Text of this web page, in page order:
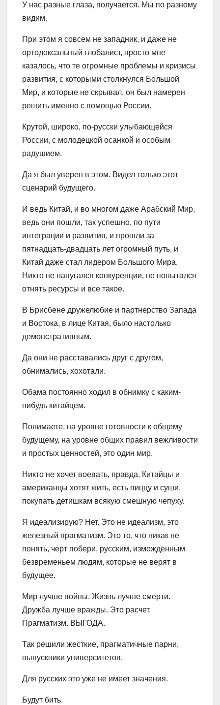
У нас разные глаза, получается. Мы по разному
видим.
При этом я совсем не западник, и даже не
ортодоксальный глобалист, просто мне
казалось, что те огромные проблемы и кризисы
развития, с которыми столкнулся Большой
Мир, и которые не скрывал, он был намерен
решить именно с помощью России.
Крутой, широко, по-русски улыбающейся
России, с молодецкой осанкой и особым
радушием.
Да я был уверен в этом. Видел только этот
сценарий будущего.
И ведь Китай, и во многом даже Арабский Мир,
ведь они пошли, так успешно, по пути
интеграции и развития, и прошли за
пятнадцать-двадцать лет огромный путь, и
Китай даже стал лидером Большого Мира.
Никто не напугался конкуренции, не попытался
отнять ресурсы и все такое.
В Брисбене дружелюбие и партнерство Запада
и Востока, в лице Китая, было настолько
демонстративным.
Да они не расставались друг с другом,
обнимались, хохотали.
Обама постоянно ходил в обнимку с каким-
нибудь китайцем.
Понимаете, на уровне готовности к общему
будущему, на уровне общих правил вежливости
и простых ценностей, это один мир.
Никто не хочет воевать, правда. Китайцы и
американцы хотят жить, есть пиццу и суши,
покупать детишкам всякую смешную чепуху.
Я идеализирую? Нет. Это не идеализм, это
железный прагматизм. Это то, что никак не
понять, черт побери, русским, изможденным
безвременьем людям, которые не верят в
будущее.
Мир лучше войны. Жизнь лучше смерти.
Дружба лучше вражды. Это расчет.
Прагматизм. ВЫГОДА.
Так решили жесткие, прагматичные парни,
выпускники университетов.
Для русских это уже не имеет значения.
Будут бить.